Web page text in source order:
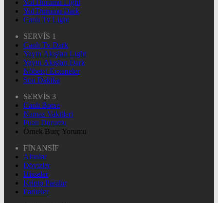
Yol Durumu Light
Yol Durumu Dark
Canlı Tv Light
SERVİS 1
Canlı Tv Dark
Yayın Akışları Light
Yayın Akışları Dark
Nöbetçi Eczaneler
Son Dakika
SERVİS 3
Canlı Borsa
Namaz Vakitleri
Puan Durumu
Örnek Burç Yorumu
FİNANSİF
Altınlar
Dövizler
Hisseler
Kripto Paralar
Pariteler